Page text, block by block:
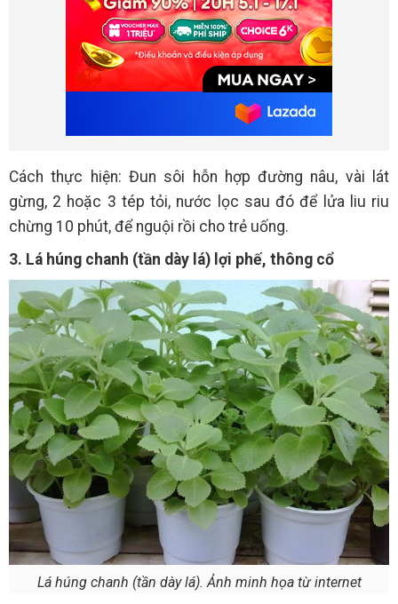
Cách thực hiện: Đun sôi hỗn hợp đường nâu, vài lát
gừng, 2 hoặc 3 tép tỏi, nước lọc sau đó để lửa liu riu
chừng 10 phút, để nguội rồi cho trẻ uống.
3. Lá húng chanh (tần dày lá) lợi phế, thông cổ
Lá húng chanh (tần dày lá). Ảnh minh họa từ internet